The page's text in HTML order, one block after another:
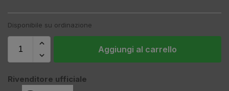
Disponibile su ordinazione
Aggiungi al carrello
Rivenditore ufficiale